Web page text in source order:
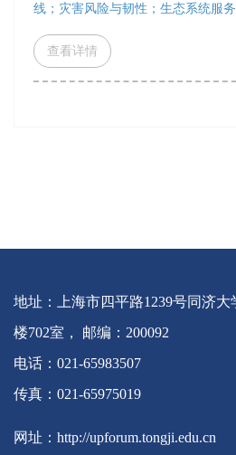
线；灾害风险与韧性；生态系统服务
查看详情
地址：上海市四平路1239号同济
楼702室， 邮编：200092
电话：021-65983507
传真：021-65975019
网址：http://upforum.tongji.edu.cn